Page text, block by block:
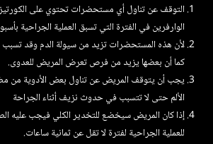
التوقف عن تناول أي مستحضرات تحتوي على
الوارفرين في الفترة التي تسبق العملية الجراحية
لأن هذه المستحضرات تزيد من سيولة الدم وقد تسبب
كما أن بعضها يزيد من فرص تعرض المريض للعدوى.
يجب أن يتوقف المريض عن تناول بعض الأدوية من
الألم حتى لا تتسبب في حدوث نزيف أثناء الجراحة
إذا كان المريض سيخضع للتخدير الكلي فيجب عليه
للعملية الجراحية لفترة لا تقل عن ثمانية ساعات.